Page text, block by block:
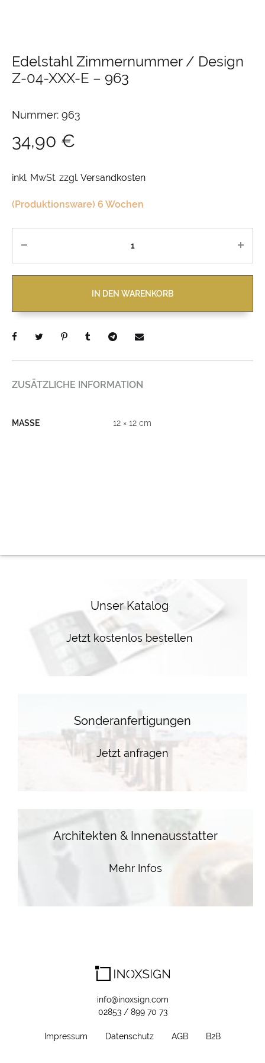
Edelstahl Zimmernummer / Design
Z-04-XXX-E – 963
Nummer: 963
34,90 €
inkl. MwSt. zzgl. Versandkosten
(Produktionsware) 6 Wochen
IN DEN WARENKORB
ZUSÄTZLICHE INFORMATION
MASSE 12 × 12 cm
Unser Katalog
Jetzt kostenlos bestellen
Sonderanfertigungen
Jetzt anfragen
Architekten & Innenausstatter
Mehr Infos
info@inoxsign.com
02853 / 899 70 73
Impressum Datenschutz AGB B2B